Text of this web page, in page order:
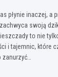
płynie inaczej, a
swoją
to nie
i tajemnic, które